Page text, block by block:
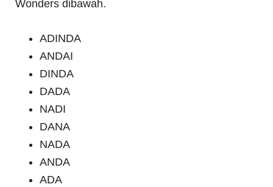
Wonders dibawah.
ADINDA
ANDAI
DINDA
DADA
NADI
DANA
NADA
ANDA
ADA